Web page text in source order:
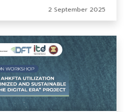
2 September 2025